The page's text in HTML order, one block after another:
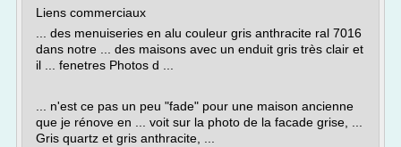
Liens commerciaux
... des menuiseries en alu couleur gris anthracite ral 7016
dans notre ... des maisons avec un enduit gris très clair et
il ... fenetres Photos d ...
... n'est ce pas un peu "fade" pour une maison ancienne
que je rénove en ... voit sur la photo de la facade grise, ...
Gris quartz et gris anthracite, ...